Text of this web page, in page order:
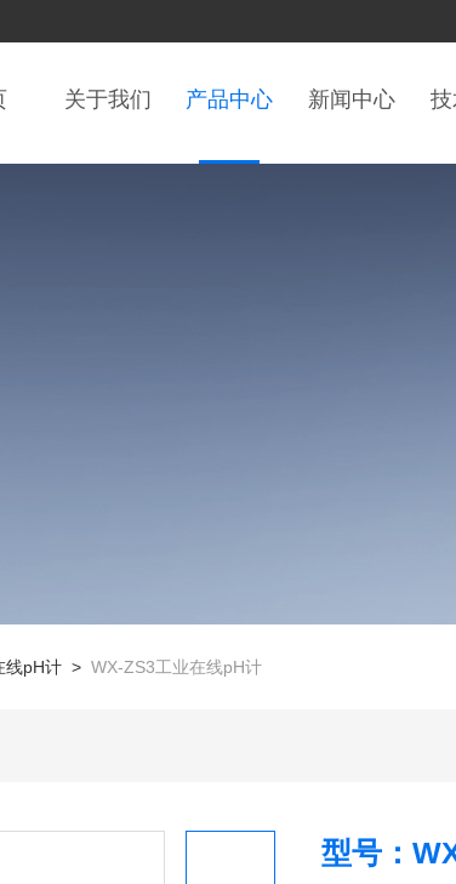
关于我们 产品中心 新闻中心
线pH计> WX-ZS3工业在线pH计
型号：